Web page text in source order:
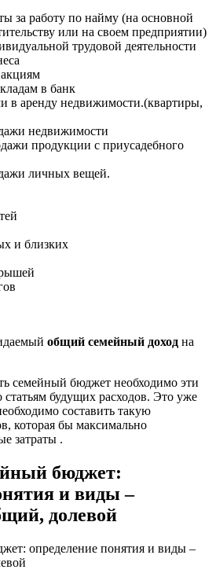
за работу по найму (на основной
или на своем предприятии)
трудовой деятельности
в банк
в аренду недвижимости.(квартиры,
недвижимости
продукции с приусадебного
личных вещей.
и близких
общий семейный доход на
семейный бюджет необходимо эти
статьям будущих расходов. Это уже
составить такую
которая бы максимально
затраты .
бюджет:
и виды –
долевой
определение понятия и виды –